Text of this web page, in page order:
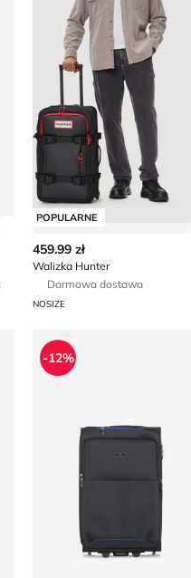
POPULARNE
459.99 zł
Walizka Hunter
Darmowa dostawa
NOSIZE
Walizka na lato OCHNIK
-12%